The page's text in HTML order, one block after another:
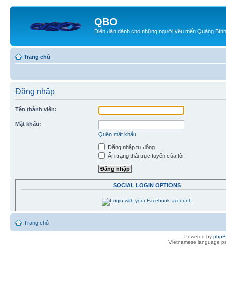
QBO
Diễn đàn dành cho những người yêu mến Quảng Bình
Trang chủ
Đăng nhập
Tên thành viên:
Mật khẩu:
Quên mật khẩu
Đăng nhập tự động
Ẩn trạng thái trực tuyến của tôi
SOCIAL LOGIN OPTIONS
Trang chủ
Powered by
Vietnamese language